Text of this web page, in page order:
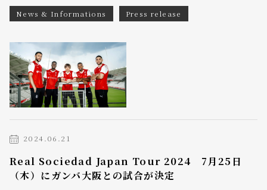
News & Informations Press release
2024.06.21
Real Sociedad Japan Tour 2024 7月25日
（木）にガンバ大阪との試合が決定